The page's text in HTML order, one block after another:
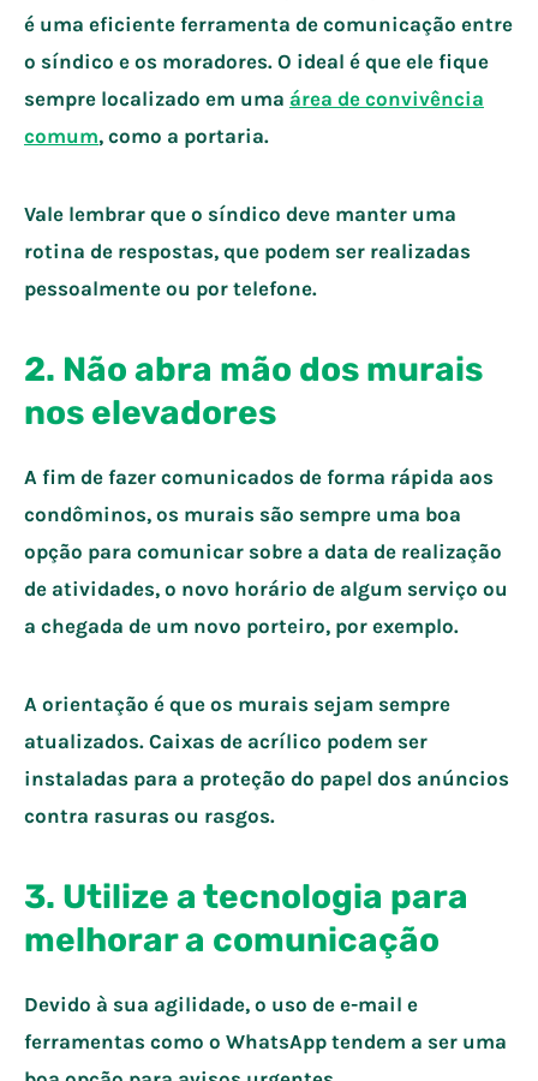
é uma eficiente ferramenta de comunicação entre
o síndico e os moradores. O ideal é que ele fique
sempre localizado em uma área de convivência
comum, como a portaria.
Vale lembrar que o síndico deve manter uma
rotina de respostas, que podem ser realizadas
pessoalmente ou por telefone.
2. Não abra mão dos murais
nos elevadores
A fim de fazer comunicados de forma rápida aos
condôminos, os murais são sempre uma boa
opção para comunicar sobre a data de realização
de atividades, o novo horário de algum serviço ou
a chegada de um novo porteiro, por exemplo.
A orientação é que os murais sejam sempre
atualizados. Caixas de acrílico podem ser
instaladas para a proteção do papel dos anúncios
contra rasuras ou rasgos.
3. Utilize a tecnologia para
melhorar a comunicação
Devido à sua agilidade, o uso de e-mail e
ferramentas como o WhatsApp tendem a ser uma